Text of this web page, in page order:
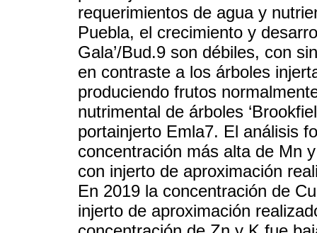
requerimientos de agua y
Puebla, el crecimiento y
Gala’/Bud.9 son débiles, con
en contraste a los árboles
produciendo frutos
nutrimental de árboles
portainjerto Emla7. El análisis
concentración más alta de Mn
con injerto de aproximación
En 2019 la concentración de
injerto de aproximación